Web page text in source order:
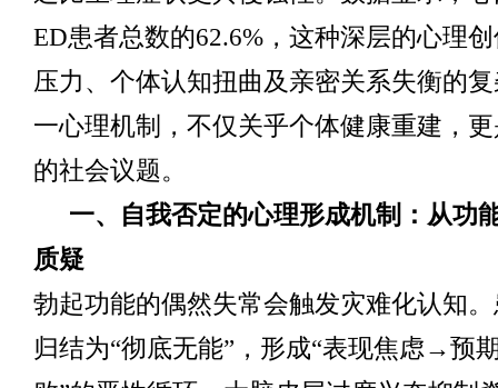
ED患者总数的62.6%，这种深层的心理
压力、个体认知扭曲及亲密关系失衡的
一心理机制，不仅关乎个体健康重建，
的社会议题。
一、自我否定的心理形成机制：从功
质疑
勃起功能的偶然失常会触发灾难化认知
归结为“彻底无能”，形成“表现焦虑→预